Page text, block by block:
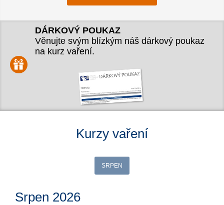
DÁRKOVÝ POUKAZ
Věnujte svým blízkým náš dárkový poukaz
na kurz vaření.
Kurzy vaření
SRPEN
Srpen 2026